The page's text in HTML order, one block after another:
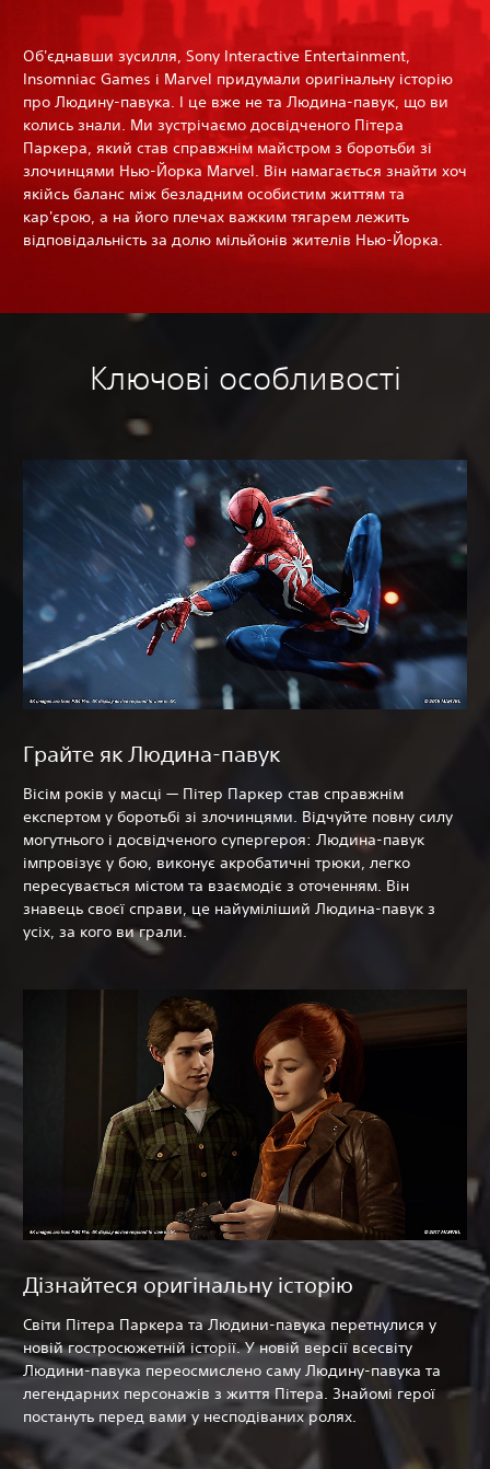
Об'єднавши зусилля, Sony Interactive Entertainment,
Insomniac Games і Marvel придумали оригінальну історію
про Людину-павука. І це вже не та Людина-павук, що ви
колись знали. Ми зустрічаємо досвідченого Пітера
Паркера, який став справжнім майстром з боротьби зі
злочинцями Нью-Йорка Marvel. Він намагається знайти хоч
якійсь баланс між безладним особистим життям та
кар'єрою, а на його плечах важким тягарем лежить
відповідальність за долю мільйонів жителів Нью-Йорка.
Ключові особливості
Грайте як Людина-павук
Вісім років у масці — Пітер Паркер став справжнім
експертом у боротьбі зі злочинцями. Відчуйте повну силу
могутнього і досвідченого супергероя: Людина-павук
імпровізує у бою, виконує акробатичні трюки, легко
пересувається містом та взаємодіє з оточенням. Він
знавець своєї справи, це найуміліший Людина-павук з
усіх, за кого ви грали.
Дізнайтеся оригінальну історію
Світи Пітера Паркера та Людини-павука перетнулися у
новій гостросюжетній історії. У новій версії всесвіту
Людини-павука переосмислено саму Людину-павука та
легендарних персонажів з життя Пітера. Знайомі герої
постануть перед вами у несподіваних ролях.